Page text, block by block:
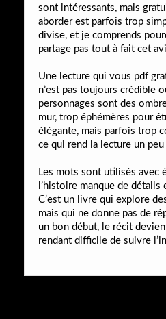
sont intéressants, mais
aborder est parfois trop
divise, et je comprends
partage pas tout à fait cet
Une lecture qui vous pdf
n’est pas toujours crédible
personnages sont des
mur, trop éphémères pour
élégante, mais parfois trop
ce qui rend la lecture un
Les mots sont utilisés avec
l’histoire manque de
C’est un livre qui explore
mais qui ne donne pas de
un bon début, le récit
rendant difficile de suivre